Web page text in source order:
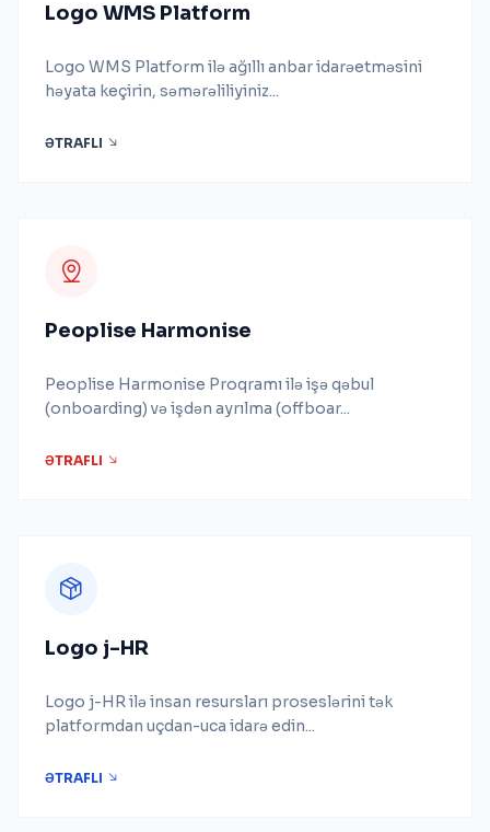
Logo WMS Platform
Logo WMS Platform ilə ağıllı anbar idarəetməsini
həyata keçirin, səmərəliliyiniz...
ƏTRAFLI
Peoplise Harmonise
Peoplise Harmonise Proqramı ilə işə qəbul
(onboarding) və işdən ayrılma (offboar...
ƏTRAFLI
Logo j-HR
Logo j-HR ilə insan resursları proseslərini tək
platformdan uçdan-uca idarə edin...
ƏTRAFLI